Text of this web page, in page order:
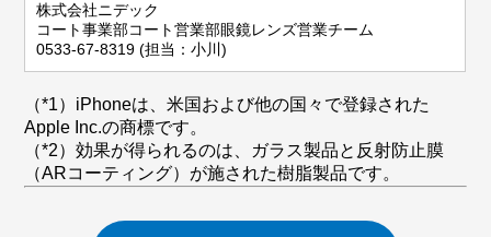
株式会社ニデック
コート事業部コート営業部眼鏡レンズ営業チーム
0533-67-8319 (担当：小川)
（*1）iPhoneは、米国および他の国々で登録された
Apple Inc.の商標です。
（*2）効果が得られるのは、ガラス製品と反射防止膜
（ARコーティング）が施された樹脂製品です。